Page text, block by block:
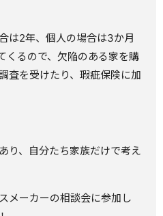
は2年、個人の場合は3か月
くるので、欠陥のある家を購
査を受けたり、瑕疵保険に加
り、自分たち家族だけで考え
メーカーの相談会に参加し